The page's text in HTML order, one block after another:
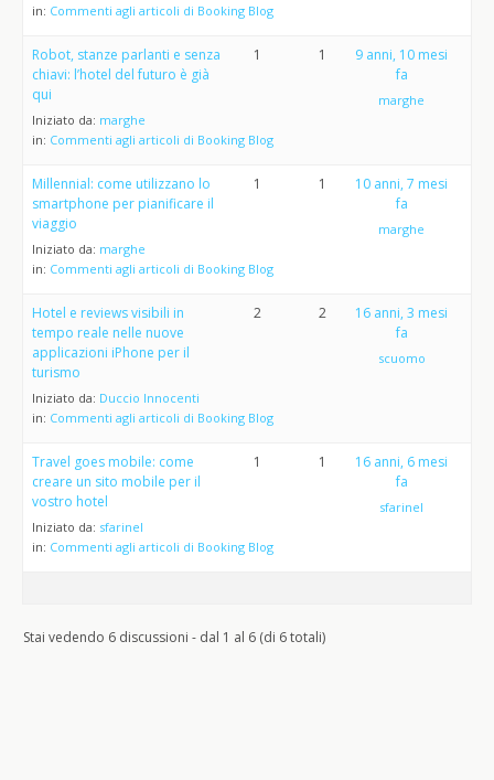
in: Commenti agli articoli di Booking Blog
Robot, stanze parlanti e senza
chiavi: l’hotel del futuro è già
qui
Iniziato da: marghe
in: Commenti agli articoli di Booking Blog
1 1
9 anni, 10 mesi
fa
marghe
Millennial: come utilizzano lo
smartphone per pianificare il
viaggio
Iniziato da: marghe
in: Commenti agli articoli di Booking Blog
1 1
10 anni, 7 mesi
fa
marghe
Hotel e reviews visibili in
tempo reale nelle nuove
applicazioni iPhone per il
turismo
Iniziato da: Duccio Innocenti
in: Commenti agli articoli di Booking Blog
2 2
16 anni, 3 mesi
fa
scuomo
Travel goes mobile: come
creare un sito mobile per il
vostro hotel
Iniziato da: sfarinel
in: Commenti agli articoli di Booking Blog
1 1
16 anni, 6 mesi
fa
sfarinel
Stai vedendo 6 discussioni - dal 1 al 6 (di 6 totali)